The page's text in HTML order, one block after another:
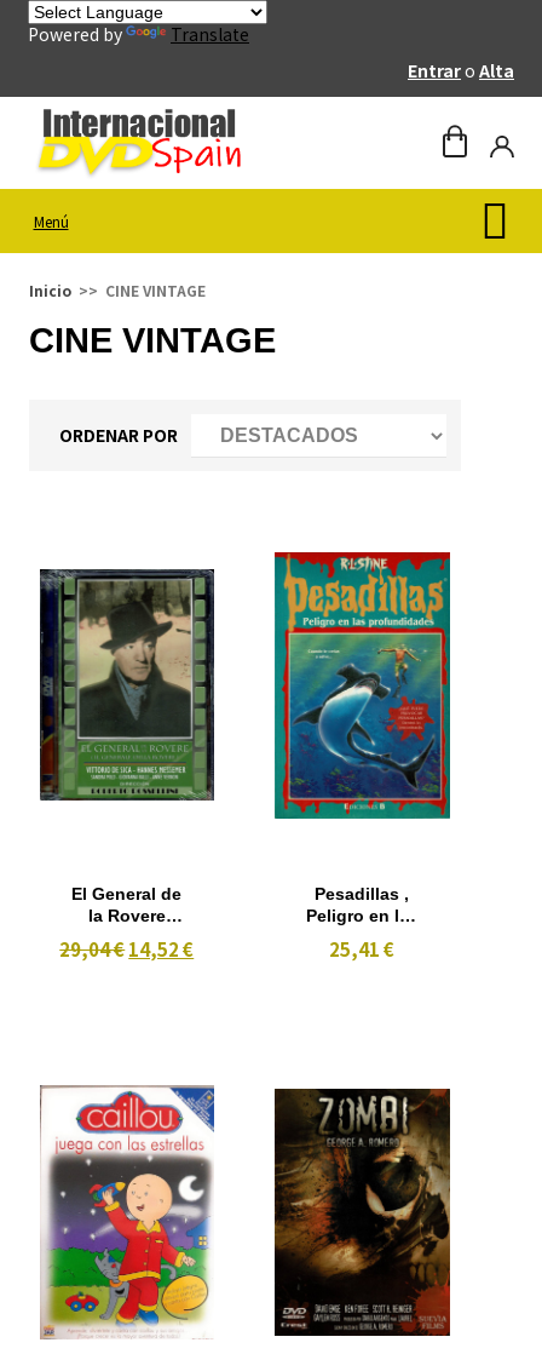
Powered by
Translate
Entraro Alta
Menú
Inicio CINE VINTAGE
CINE VINTAGE
ORDENAR POR
El General de
la Rovere
29,04 €14,52 €
Pesadillas ,
Peligro en las
(1997) Nº 3
25,41 €